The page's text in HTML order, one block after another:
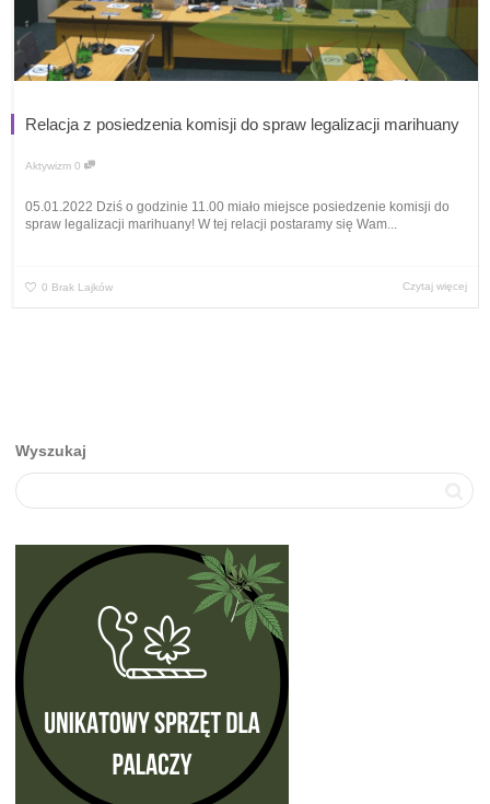
Relacja z posiedzenia komisji do spraw legalizacji marihuany
Aktywizm 0
05.01.2022 Dziś o godzinie 11.00 miało miejsce posiedzenie komisji do
spraw legalizacji marihuany! W tej relacji postaramy się Wam...
0 Brak Lajków Czytaj więcej
Wyszukaj